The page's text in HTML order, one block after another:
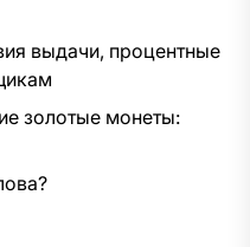
выдачи, процентные
золотые монеты: